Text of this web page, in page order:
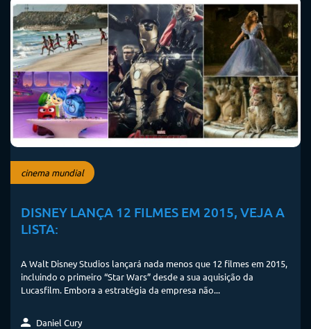
cinema mundial
DISNEY LANÇA 12 FILMES EM 2015, VEJA A
LISTA:
A Walt Disney Studios lançará nada menos que 12 filmes em 2015,
incluindo o primeiro “Star Wars” desde a sua aquisição da
Lucasfilm. Embora a estratégia da empresa não...
Daniel Cury